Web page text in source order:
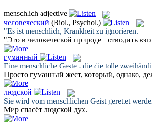
menschlich adjective
человеческий (Biol., Psychol.)
"Es ist menschlich, Krankheit zu ignorieren.
"Это в человеческой природе - отводить
гуманный
Eine menschliche Geste - die die tolle
Просто гуманный жест, который, однако,
людской
Sie wird vom menschlichen Geist gerettet
Мир спасёт людской дух.